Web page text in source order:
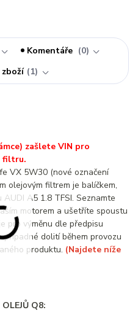
Komentáře
0
zboží
1
zašlete VIN pro
filtru.
VX 5W30 (nové označení
olejovým filtrem je balíčkem,
A5 1.8 TFSI. Seznamte
motorem a ušetříte spoustu
pro výměnu dle předpisu
případné dolití během provozu
produktu. (Najdete níže
Q8: